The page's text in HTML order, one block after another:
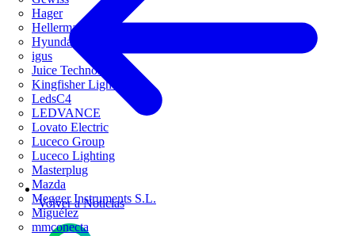
Hager
HellermannTyton
Hyundai Electric
igus
Juice Technology
Kingfisher Lighting
LedsC4
LEDVANCE
Lovato Electric
Luceco Group
Luceco Lighting
Masterplug
Mazda
Megger Instruments S.L.
Miguélez
mmconecta
Volver a Noticias